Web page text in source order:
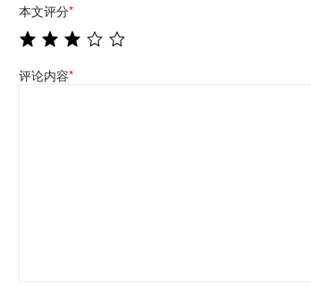
本文评分*
评论内容*